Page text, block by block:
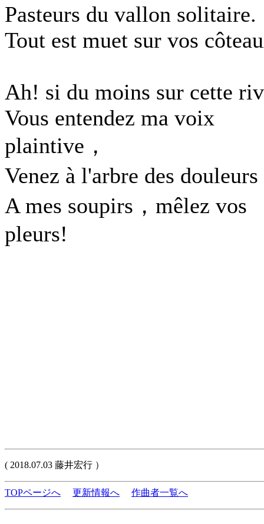
Pasteurs du vallon solitaire.
Tout est muet sur vos
Ah! si du moins sur cette
Vous entendez ma voix
plaintive，
Venez à l'arbre des
A mes soupirs，mêlez vos
pleurs!
( 2018.07.03 藤井宏行 ）
TOPページへ 更新情報へ 作曲者一覧へ